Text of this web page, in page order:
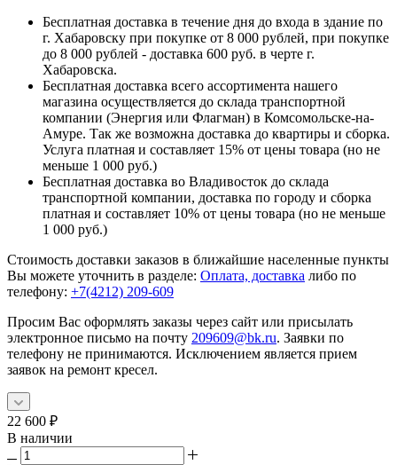
Бесплатная доставка в течение дня до входа в здание по
г. Хабаровску при покупке от 8 000 рублей, при покупке
до 8 000 рублей - доставка 600 руб. в черте г.
Хабаровска.
Бесплатная доставка всего ассортимента нашего
магазина осуществляется до склада транспортной
компании (Энергия или Флагман) в Комсомольске-на-
Амуре. Так же возможна доставка до квартиры и сборка.
Услуга платная и составляет 15% от цены товара (но не
меньше 1 000 руб.)
Бесплатная доставка во Владивосток до склада
транспортной компании, доставка по городу и сборка
платная и составляет 10% от цены товара (но не меньше
1 000 руб.)
Стоимость доставки заказов в ближайшие населенные пункты
Вы можете уточнить в разделе: Оплата, доставка либо по
телефону: +7(4212) 209-609
Просим Вас оформлять заказы через сайт или присылать
электронное письмо на почту 209609@bk.ru. Заявки по
телефону не принимаются. Исключением является прием
заявок на ремонт кресел.
22 600 ₽
В наличии